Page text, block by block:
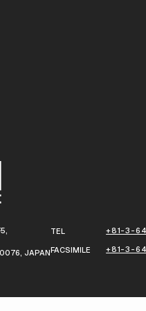
JAPAN
TEL
+81-3-
FACSIMILE
+81-3-